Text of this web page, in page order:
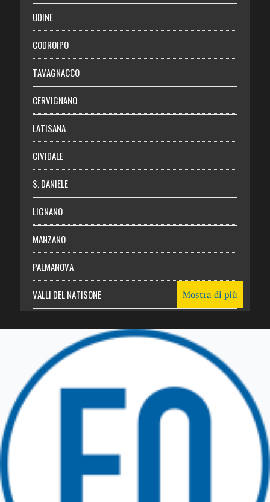
SALUTE
Necrologie
Chi siamo
Abbonati
Login
UDINE
CODROIPO
TAVAGNACCO
CERVIGNANO
LATISANA
CIVIDALE
S. DANIELE
LIGNANO
MANZANO
PALMANOVA
VALLI DEL NATISONE
TRICESIMO
TARCENTO
GEMONA DEL FRIULI
Mostra di più